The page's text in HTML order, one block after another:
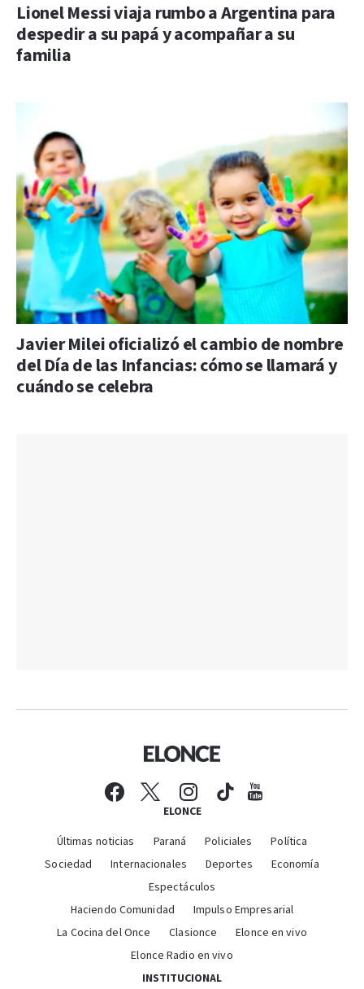
Lionel Messi viaja rumbo a Argentina para
despedir a su papá y acompañar a su
familia
Javier Milei oficializó el cambio de nombre
del Día de las Infancias: cómo se llamará y
cuándo se celebra
ELONCE
Últimas noticias Paraná Policiales
Política
Sociedad
Internacionales Deportes
Economía
Espectáculos
Haciendo Comunidad
Impulso Empresarial
La Cocina del Once
Clasionce
Elonce en vivo
Elonce Radio en vivo
INSTITUCIONAL